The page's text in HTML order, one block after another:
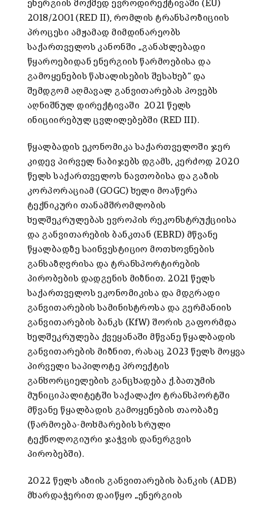
ენერგიის მოქმედ ევროდირექტივაში (EU)
2018/2001 (RED II), რომლის ტრანსპოზიციის
პროცესი ამჟამად მიმდინარეობს
საქართველოს კანონში „განახლებადი
წყაროებიდან ენერგიის წარმოებისა და
გამოყენების წახალისების შესახებ“ და
შემდგომ აღმავალ განვითარებას პოვებს
აღნიშნულ დირექტივაში 2021 წელს
ინიციირებულ ცვლილებებში (RED III).
წყალბადის ეკონომიკა საქართველოში ჯერ
კიდევ პირველ ნაბიჯებს დგამს, კერძოდ 2020
წელს საქართველოს ნავთობისა და გაზის
კორპორაციამ (GOGC) ხელი მოაწერა
ტექნიკური თანამშრომლობის
ხელშეკრულებას ევროპის რეკონსტრუქციისა
და განვითარების ბანკთან (EBRD) მწვანე
წყალბადზე საინვესტიციო მოთხოვნების
განსაზღვრისა და ტრანსპორტირების
პირობების დადგენის მიზნით. 2021 წელს
საქართველოს ეკონომიკისა და მდგრადი
განვითარების სამინისტროსა და გერმანიის
განვითარების ბანკს (KfW) შორის გაფორმდა
ხელშეკრულება ქვეყანაში მწვანე წყალბადის
განვითარების მიზნით, რასაც 2023 წელს მოყვა
პირველი საპილოტე პროექტის
განხორციელების განცხადება ქ.ბათუმის
მუნიციპალიტეტში საქალაქო ტრანსპორტში
მწვანე წყალბადის გამოყენების თაობაზე
(წარმოება-მოხმარების სრული
ტექნოლოგიური ჯაჭვის დანერგვის
პირობებში).
2022 წელს აზიის განვითარების ბანკის (ADB)
მხარდაჭერით დაიწყო „ენერგიის